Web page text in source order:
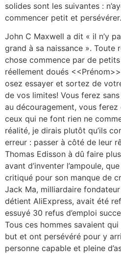
solides sont les suivantes :
commencer petit et persévérer.
John C Maxwell a dit « il n’y
grand à sa naissance ». Toute
chose commence par de
réellement doués
osez essayer et sortez de
de vos limites! Vous ferez
au découragement, vous ferez
ceux qui ne font rien ne
réalité, je dirais plutôt qu’ils
erreur : passer à côté de leur
Thomas Edisson à dû faire
avant d’inventer l’ampoule,
critiqué pour son manque de
Jack Ma, milliardaire
détient AliExpress, avait été
essuyé 30 refus d’emploi
Tous ces hommes savaient
but et ont persévéré pour y
personne capable et pleine